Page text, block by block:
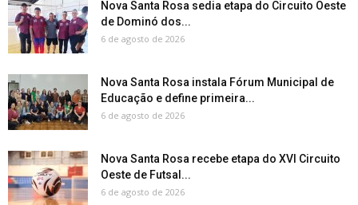
Nova Santa Rosa sedia etapa do Circuito Oeste
de Dominó dos...
6 de agosto de 2026
Nova Santa Rosa instala Fórum Municipal de
Educação e define primeira...
6 de agosto de 2026
Nova Santa Rosa recebe etapa do XVI Circuito
Oeste de Futsal...
6 de agosto de 2026